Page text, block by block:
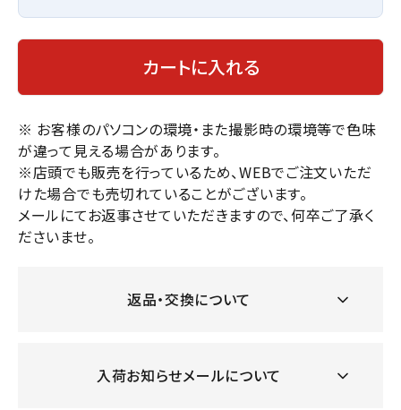
カートに入れる
※ お客様のパソコンの環境・また撮影時の環境等で色味
が違って見える場合があります。
※店頭でも販売を行っているため、WEBでご注文いただ
けた場合でも売切れていることがございます。
メールにてお返事させていただきますので、何卒ご了承く
ださいませ。
返品・交換について
入荷お知らせメールについて